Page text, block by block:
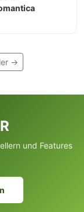
→
und Features